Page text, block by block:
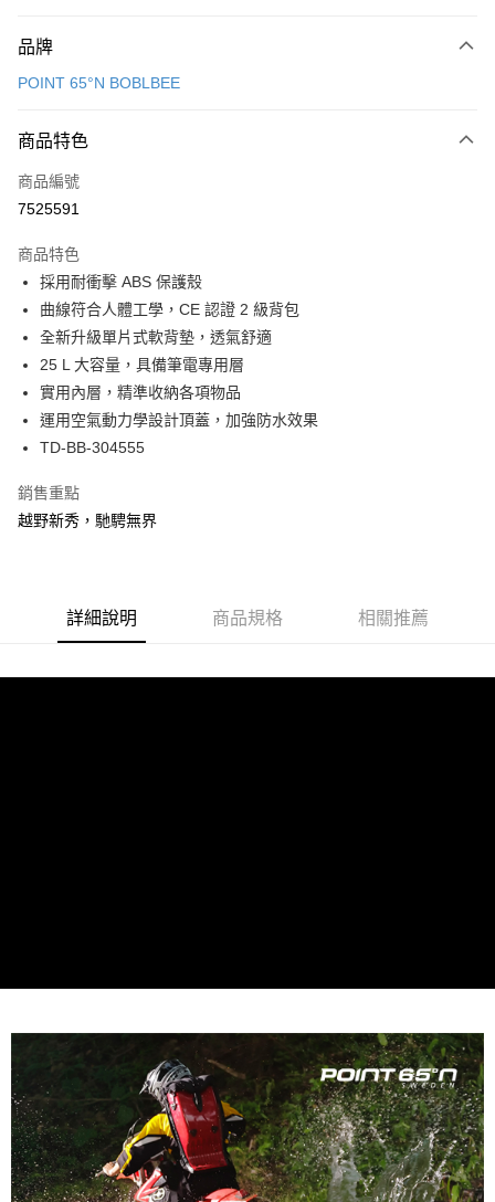
台灣樂天信用卡公司
玉山商業銀行
台灣樂天信用卡公司
相關說明
1.本服務由台灣大哥大提供，台灣大哥大用戶可立即使用無須另外申請。
2.付款方式選擇「大哥付你分期」，訂單成立後會自動跳轉到大哥付的交易
3.實際核准額度、可分期數及費用金額請依後續交易確認頁面所載為準。
4.訂單成立30分鐘內，如未前往確認交易或遇審核未通過，訂單將自動取
消。如遇「轉專審核」未通過狀況，表示未達大哥付你分期系統評分，恕無
法說明評估內容。
【繳款方式說明】
1.分期款項不併入電信帳單，「大哥付你分期」於每月結算日後寄送繳費提
2.透過簡訊連結打開帳單後，可選擇「超商條碼／台灣大直營門市／銀行轉
帳／街口支付／iPASS MONEY」等通路繳費。
用戶於交易時，得透過本服務購買商品或服務，並由商店將買賣／分期付款
買賣價金債權讓與本公司後，依約使用本公司帳單繳交帳款。
ATM付款
貨到付款
運送方式
宅配物流
每筆NT$80，滿NT$490(含以上)免運費
免運費
貨到付款
品牌
POINT 65°N BOBLBEE
商品特色
商品編號
7525591
商品特色
採用耐衝擊 ABS 保護殼
曲線符合人體工學，CE 認證 2 級背包
全新升級單片式軟背墊，透氣舒適
25 L 大容量，具備筆電專用層
實用內層，精準收納各項物品
運用空氣動力學設計頂蓋，加強防水效果
TD-BB-304555
銷售重點
越野新秀，馳騁無界
詳細說明 商品規格 相關推薦